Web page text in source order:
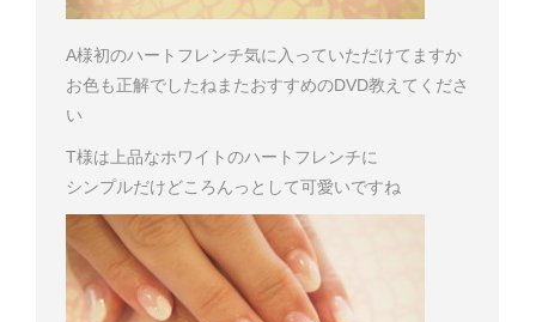
A様初のハートフレンチ気に入っていただけてますか
お色も正解でしたね またおすすめのDVD教えてくださ
い
T様は上品なホワイトのハートフレンチに
シンプルだけどころんっとして可愛いですね